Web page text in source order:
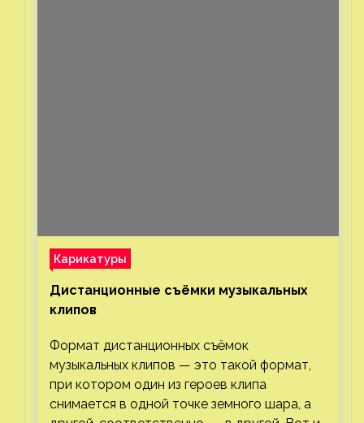
Карикатуры
Дистанционные съёмки музыкальных
клипов⁠⁠
Формат дистанционных съёмок
музыкальных клипов — это такой формат,
при котором один из героев клипа
снимается в одной точке земного шара, а